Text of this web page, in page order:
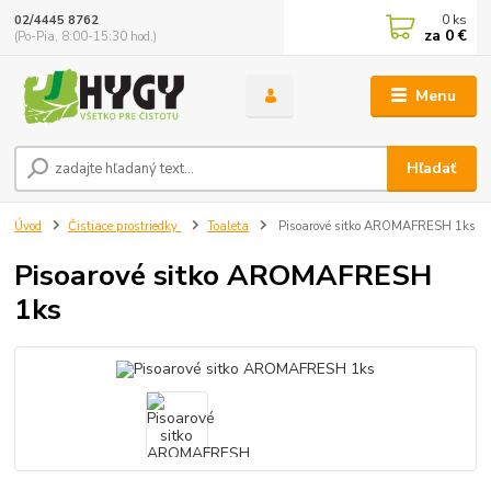
Menu
Hľadať
02/4445 8762
(Po-Pia, 8:00-15:30 hod.)
0 ks
za 0 €
Úvod Čistiace prostriedky Toaleta Pisoarové sitko AROMAFRESH 1ks
Pisoarové sitko AROMAFRESH
1ks